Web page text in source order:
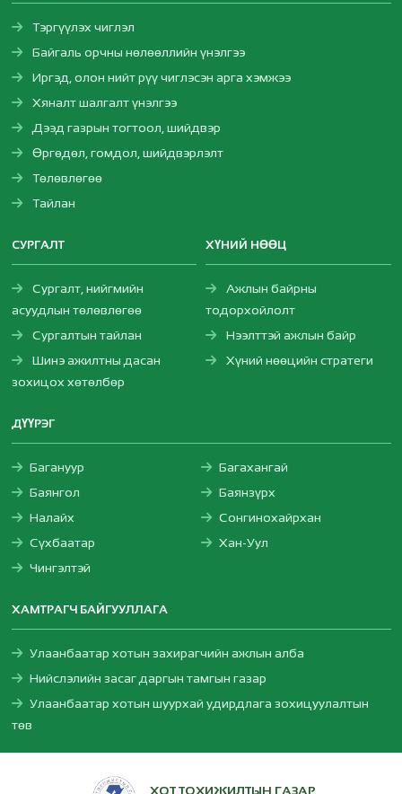
Тэргүүлэх чиглэл
Байгаль орчны нөлөөллийн үнэлгээ
Иргэд, олон нийт рүү чиглэсэн арга хэмжээ
Хяналт шалгалт үнэлгээ
Дээд газрын тогтоол, шийдвэр
Өргөдөл, гомдол, шийдвэрлэлт
Төлөвлөгөө
Тайлан
СУРГАЛТ
Сургалт, нийгмийн
асуудлын төлөвлөгөө
Сургалтын тайлан
Шинэ ажилтны дасан
зохицох хөтөлбөр
ХҮНИЙ НӨӨЦ
Ажлын байрны
тодорхойлолт
Нээлттэй ажлын байр
Хүний нөөцийн стратеги
ДҮҮРЭГ
Багануур
Багахангай
Баянгол
Баянзүрх
Налайх
Сонгинохайрхан
Сүхбаатар
Хан-Уул
Чингэлтэй
ХАМТРАГЧ БАЙГУУЛЛАГА
Улаанбаатар хотын захирагчийн ажлын алба
Нийслэлийн засаг даргын тамгын газар
Улаанбаатар хотын шуурхай удирдлага зохицуулалтын
төв
ХОТ ТОХИЖИЛТЫН ГАЗАР